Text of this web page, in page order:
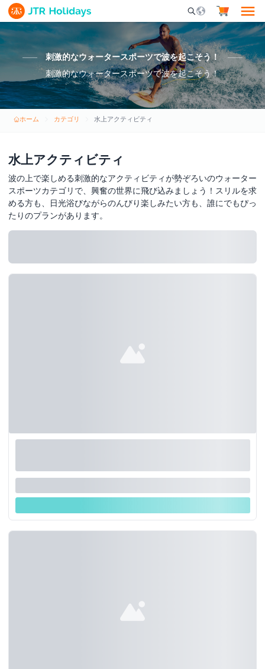
Mobile Search
刺激的なウォータースポーツで波を起こそう！
刺激的なウォータースポーツで波を起こそう！
ホーム カテゴリ 水上アクティビティ
水上アクティビティ
波の上で楽しめる刺激的なアクティビティが勢ぞろいのウォーター
スポーツカテゴリで、興奮の世界に飛び込みましょう！スリルを求
める方も、日光浴びながらのんびり楽しみたい方も、誰にでもぴっ
たりのプランがあります。